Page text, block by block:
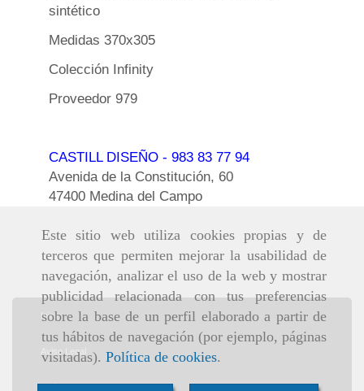
Este sitio web utiliza cookies propias y de
terceros que permiten mejorar la usabilidad de
navegación, analizar el uso de la web y mostrar
publicidad relacionada con tus preferencias
sobre la base de un perfil elaborado a partir de
tus hábitos de navegación (por ejemplo, páginas
visitadas). Política de cookies.
sintético
Medidas 370x305
Colección Infinity
Proveedor 979
CASTILL DISEÑO - 983 83 77 94
Avenida de la Constitución, 60
47400 Medina del Campo
Inicio
Aviso Legal
Política de cookies